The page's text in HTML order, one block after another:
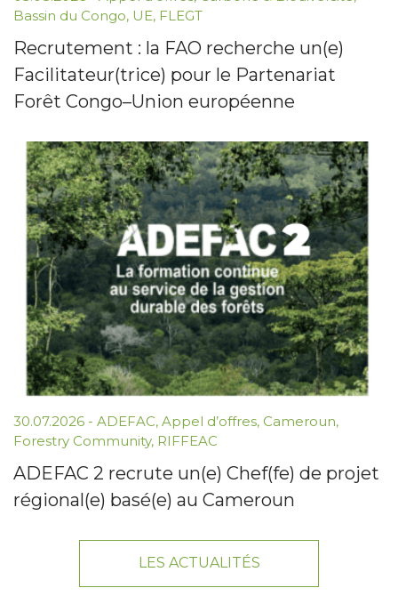
Bassin du Congo, UE, FLEGT
Recrutement : la FAO recherche un(e)
Facilitateur(trice) pour le Partenariat
Forêt Congo–Union européenne
30.07.2026 - ADEFAC, Appel d’offres, Cameroun,
Forestry Community, RIFFEAC
ADEFAC 2 recrute un(e) Chef(fe) de projet
régional(e) basé(e) au Cameroun
LES ACTUALITÉS